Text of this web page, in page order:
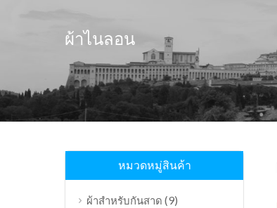
ผ้าไนลอน
หมวดหมู่สินค้า
ผ้าสำหรับกันสาด (9)